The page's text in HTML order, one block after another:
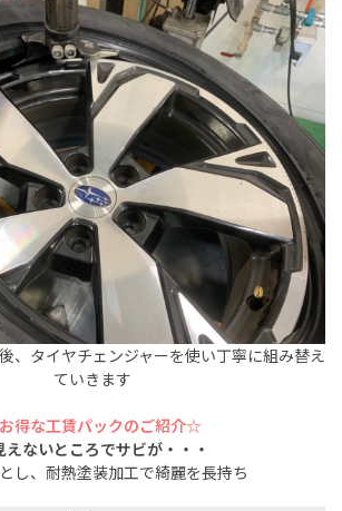
、タイヤチェンジャーを使い丁寧に組み替え
ていきます
得な工賃パックのご紹介☆
ないところでサビが・・・
し、耐熱塗装加工で綺麗を長持ち